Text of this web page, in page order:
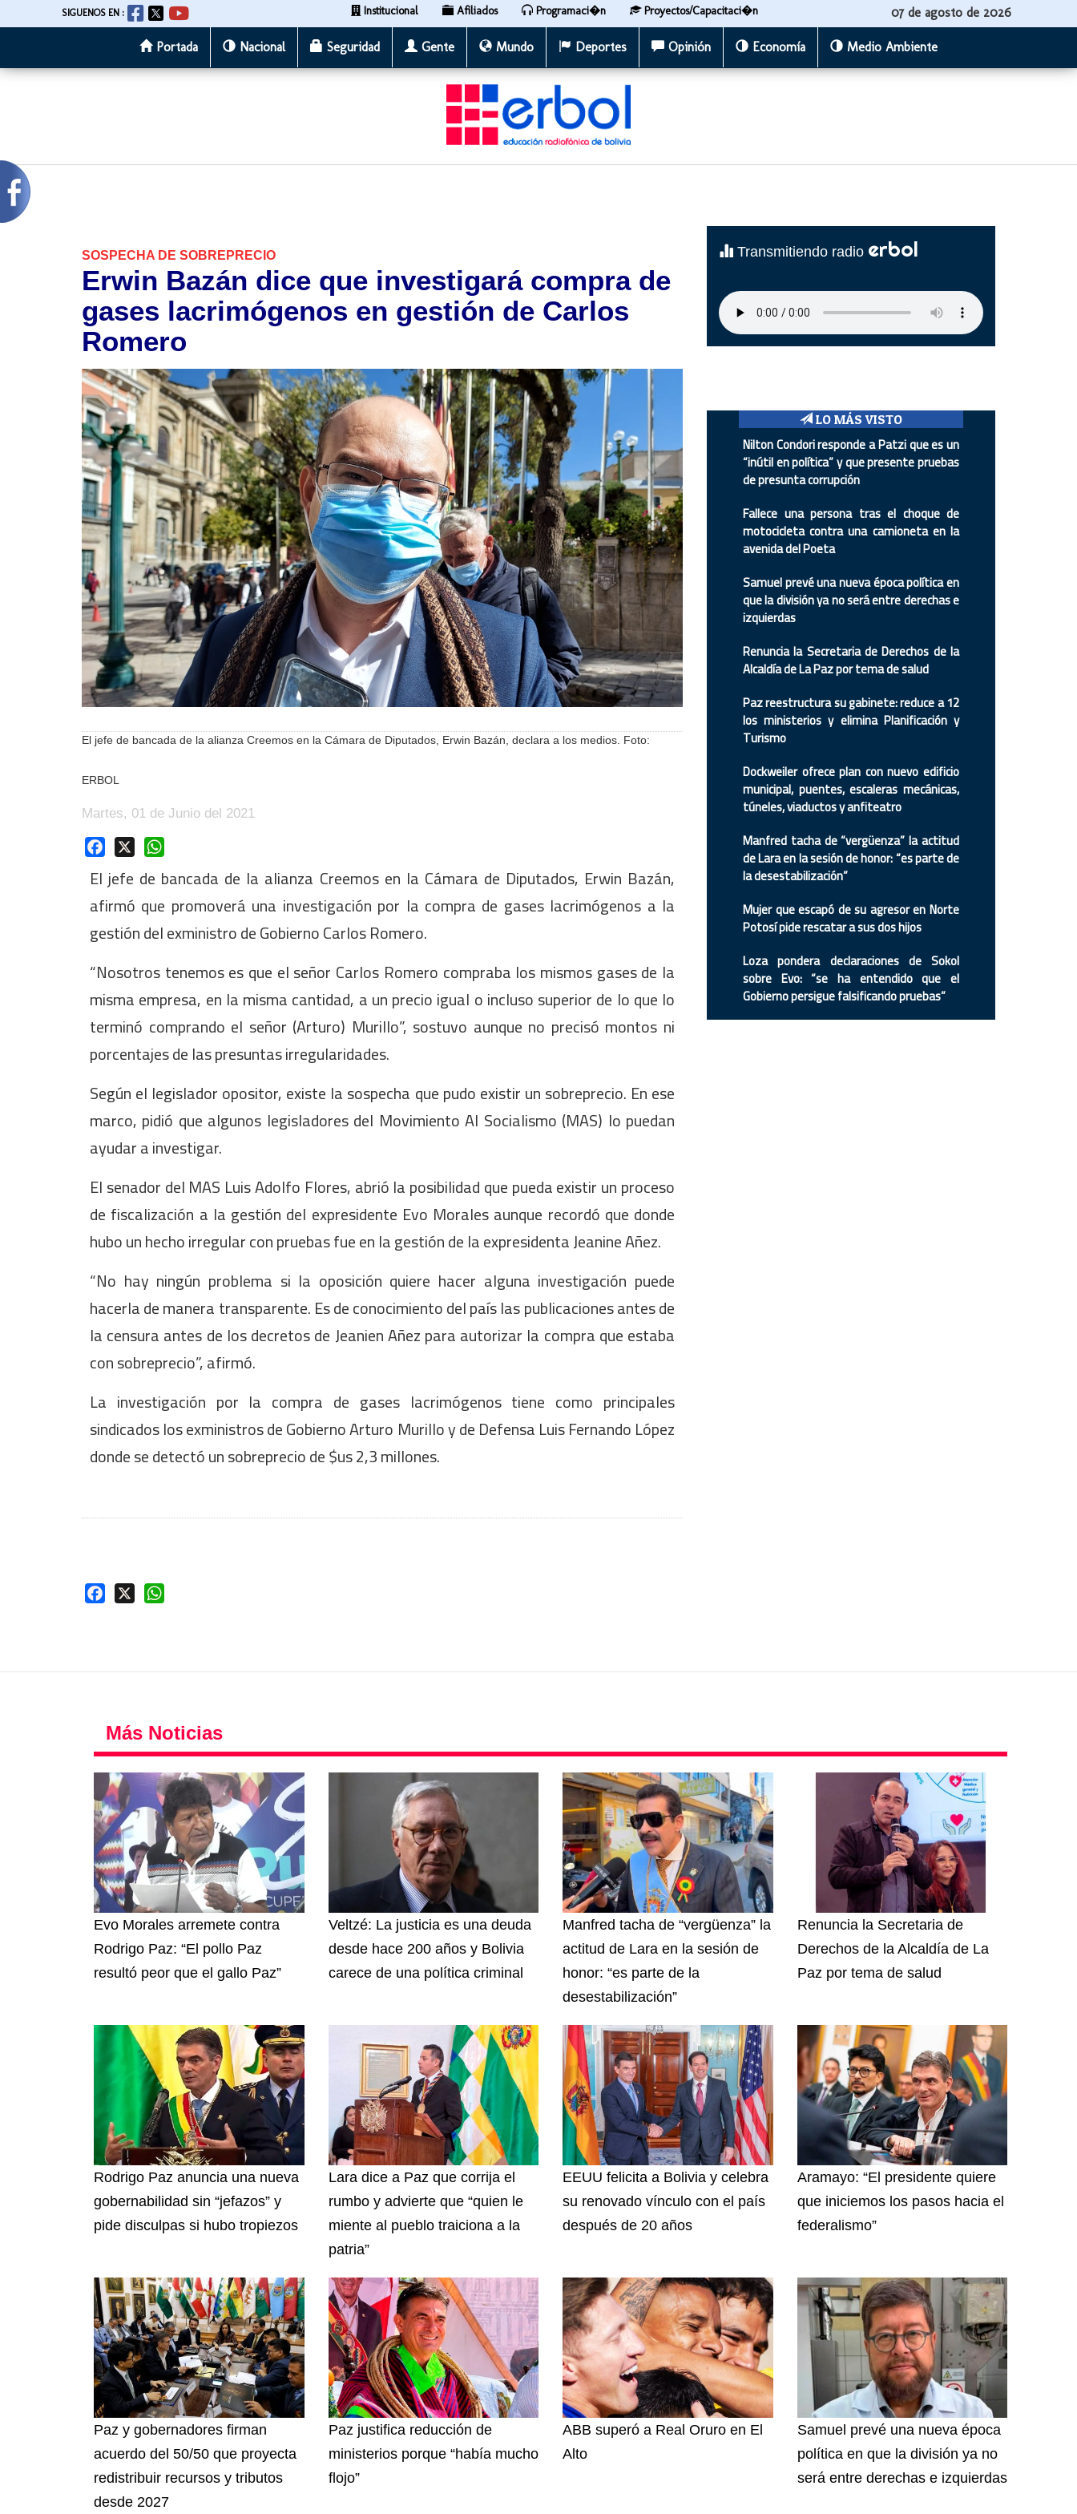
al
SIGUENOS EN : Institucional Afiliados Programaci�n Proyectos/Capacitaci�n 07 de agosto de 2026
Portada Nacional Seguridad Gente Mundo Deportes Opinión Economía Medio Ambiente
SOSPECHA DE SOBREPRECIO
Erwin Bazán dice que investigará compra de
gases lacrimógenos en gestión de Carlos
Romero
El jefe de bancada de la alianza Creemos en la Cámara de Diputados, Erwin Bazán, declara a los medios. Foto:
ERBOL
Martes, 01 de Junio del 2021
Facebook
El jefe de bancada de la alianza Creemos en la Cámara de Diputados, Erwin Bazán,
afirmó que promoverá una investigación por la compra de gases lacrimógenos a la
gestión del exministro de Gobierno Carlos Romero.
“Nosotros tenemos es que el señor Carlos Romero compraba los mismos gases de la
misma empresa, en la misma cantidad, a un precio igual o incluso superior de lo que lo
terminó comprando el señor (Arturo) Murillo”, sostuvo aunque no precisó montos ni
porcentajes de las presuntas irregularidades.
Según el legislador opositor, existe la sospecha que pudo existir un sobreprecio. En ese
marco, pidió que algunos legisladores del Movimiento Al Socialismo (MAS) lo puedan
ayudar a investigar.
El senador del MAS Luis Adolfo Flores, abrió la posibilidad que pueda existir un proceso
de fiscalización a la gestión del expresidente Evo Morales aunque recordó que donde
hubo un hecho irregular con pruebas fue en la gestión de la expresidenta Jeanine Añez.
“No hay ningún problema si la oposición quiere hacer alguna investigación puede
hacerla de manera transparente. Es de conocimiento del país las publicaciones antes de
la censura antes de los decretos de Jeanien Añez para autorizar la compra que estaba
con sobreprecio”, afirmó.
La investigación por la compra de gases lacrimógenos tiene como principales
sindicados los exministros de Gobierno Arturo Murillo y de Defensa Luis Fernando López
donde se detectó un sobreprecio de $us 2,3 millones.
Facebook
Transmitiendo radio erbol
LO MÁS VISTO
Nilton Condori responde a Patzi que es un
“inútil en política” y que presente pruebas
de presunta corrupción
Fallece una persona tras el choque de
motocicleta contra una camioneta en la
avenida del Poeta
Samuel prevé una nueva época política en
que la división ya no será entre derechas e
izquierdas
Renuncia la Secretaria de Derechos de la
Alcaldía de La Paz por tema de salud
Paz reestructura su gabinete: reduce a 12
los ministerios y elimina Planificación y
Turismo
Dockweiler ofrece plan con nuevo edificio
municipal, puentes, escaleras mecánicas,
túneles, viaductos y anfiteatro
Manfred tacha de “vergüenza” la actitud
de Lara en la sesión de honor: “es parte de
la desestabilización”
Mujer que escapó de su agresor en Norte
Potosí pide rescatar a sus dos hijos
Loza pondera declaraciones de Sokol
sobre Evo: “se ha entendido que el
Gobierno persigue falsificando pruebas”
Más Noticias
Evo Morales arremete contra
Rodrigo Paz: “El pollo Paz
resultó peor que el gallo Paz”
Veltzé: La justicia es una deuda
desde hace 200 años y Bolivia
carece de una política criminal
Manfred tacha de “vergüenza” la
actitud de Lara en la sesión de
honor: “es parte de la
desestabilización”
Renuncia la Secretaria de
Derechos de la Alcaldía de La
Paz por tema de salud
Rodrigo Paz anuncia una nueva
gobernabilidad sin “jefazos” y
pide disculpas si hubo tropiezos
Lara dice a Paz que corrija el
rumbo y advierte que “quien le
miente al pueblo traiciona a la
patria”
EEUU felicita a Bolivia y celebra
su renovado vínculo con el país
después de 20 años
Aramayo: “El presidente quiere
que iniciemos los pasos hacia el
federalismo”
Paz y gobernadores firman
acuerdo del 50/50 que proyecta
redistribuir recursos y tributos
desde 2027
Paz justifica reducción de
ministerios porque “había mucho
flojo”
ABB superó a Real Oruro en El
Alto
Samuel prevé una nueva época
política en que la división ya no
será entre derechas e izquierdas